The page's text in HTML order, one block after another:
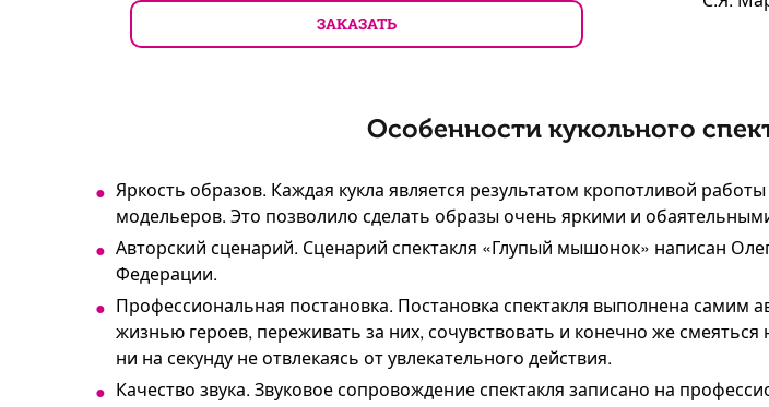
ЗАКАЗАТЬ
Особенности кукольного
Яркость образов. Каждая кукла является результатом кропотливой
модельеров. Это позволило сделать образы очень яркими и
Авторский сценарий. Сценарий спектакля «Глупый мышонок» написан
Федерации.
Профессиональная постановка. Постановка спектакля выполнена
жизнью героев, переживать за них, сочувствовать и конечно же
ни на секунду не отвлекаясь от увлекательного действия.
Качество звука. Звуковое сопровождение спектакля записано на